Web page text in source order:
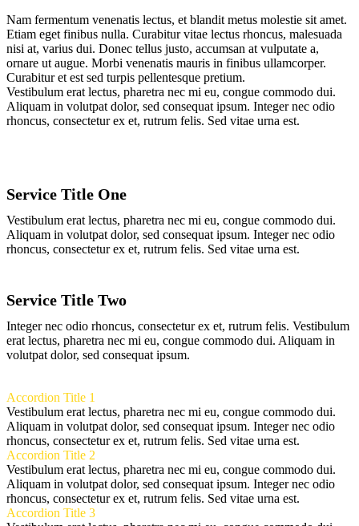
Nam fermentum venenatis lectus, et blandit metus molestie sit amet.
Etiam eget finibus nulla. Curabitur vitae lectus rhoncus, malesuada
nisi at, varius dui. Donec tellus justo, accumsan at vulputate a,
ornare ut augue. Morbi venenatis mauris in finibus ullamcorper.
Curabitur et est sed turpis pellentesque pretium.
Vestibulum erat lectus, pharetra nec mi eu, congue commodo dui.
Aliquam in volutpat dolor, sed consequat ipsum. Integer nec odio
rhoncus, consectetur ex et, rutrum felis. Sed vitae urna est.
Service Title One
Vestibulum erat lectus, pharetra nec mi eu, congue commodo dui.
Aliquam in volutpat dolor, sed consequat ipsum. Integer nec odio
rhoncus, consectetur ex et, rutrum felis. Sed vitae urna est.
Service Title Two
Integer nec odio rhoncus, consectetur ex et, rutrum felis. Vestibulum
erat lectus, pharetra nec mi eu, congue commodo dui. Aliquam in
volutpat dolor, sed consequat ipsum.
Accordion Title 1
Vestibulum erat lectus, pharetra nec mi eu, congue commodo dui.
Aliquam in volutpat dolor, sed consequat ipsum. Integer nec odio
rhoncus, consectetur ex et, rutrum felis. Sed vitae urna est.
Accordion Title 2
Vestibulum erat lectus, pharetra nec mi eu, congue commodo dui.
Aliquam in volutpat dolor, sed consequat ipsum. Integer nec odio
rhoncus, consectetur ex et, rutrum felis. Sed vitae urna est.
Accordion Title 3